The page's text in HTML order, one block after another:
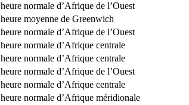
heure normale d’Afrique de l’Ouest
heure moyenne de Greenwich
heure normale d’Afrique de l’Ouest
heure normale d’Afrique centrale
heure normale d’Afrique centrale
heure normale d’Afrique de l’Ouest
heure normale d’Afrique centrale
heure normale d’Afrique méridionale